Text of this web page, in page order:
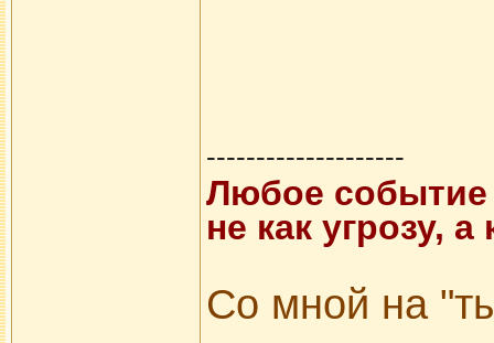
--------------------
Любое событие
не как угрозу,
Со мной на